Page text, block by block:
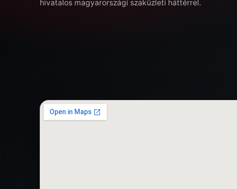
hivatalos magyarországi szaküzleti háttérrel.